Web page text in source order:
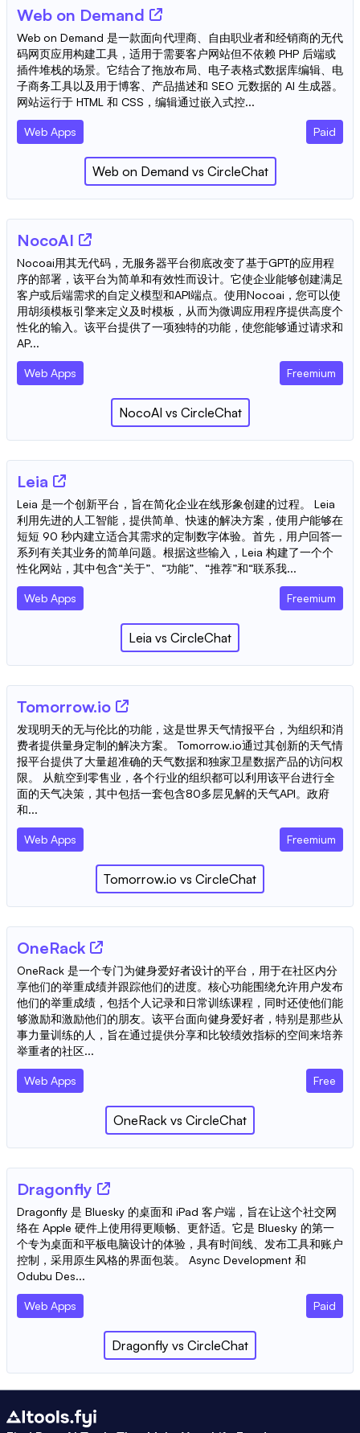
Web on Demand
Web on Demand 是一款面向代理商、自由职业者和经销商的无代
码网页应用构建工具，适用于需要客户网站但不依赖 PHP 后端或
插件堆栈的场景。它结合了拖放布局、电子表格式数据库编辑、电
子商务工具以及用于博客、产品描述和 SEO 元数据的 AI 生成器。
网站运行于 HTML 和 CSS，编辑通过嵌入式控...
Web Apps Paid
Web on Demand vs CircleChat
NocoAI
Nocoai用其无代码，无服务器平台彻底改变了基于GPT的应用程
序的部署，该平台为简单和有效性而设计。它使企业能够创建满足
客户或后端需求的自定义模型和API端点。使用Nocoai，您可以使
用胡须模板引擎来定义及时模板，从而为微调应用程序提供高度个
性化的输入。该平台提供了一项独特的功能，使您能够通过请求和
AP...
Web Apps Freemium
NocoAI vs CircleChat
Leia
Leia 是一个创新平台，旨在简化企业在线形象创建的过程。 Leia
利用先进的人工智能，提供简单、快速的解决方案，使用户能够在
短短 90 秒内建立适合其需求的定制数字体验。首先，用户回答一
系列有关其业务的简单问题。根据这些输入，Leia 构建了一个个
性化网站，其中包含“关于”、“功能”、“推荐”和“联系我...
Web Apps Freemium
Leia vs CircleChat
Tomorrow.io
发现明天的无与伦比的功能，这是世界天气情报平台，为组织和消
费者提供量身定制的解决方案。 Tomorrow.io通过其创新的天气情
报平台提供了大量超准确的天气数据和独家卫星数据产品的访问权
限。 从航空到零售业，各个行业的组织都可以利用该平台进行全
面的天气决策，其中包括一套包含80多层见解的天气API。政府
和...
Web Apps Freemium
Tomorrow.io vs CircleChat
OneRack
OneRack 是一个专门为健身爱好者设计的平台，用于在社区内分
享他们的举重成绩并跟踪他们的进度。核心功能围绕允许用户发布
他们的举重成绩，包括个人记录和日常训练课程，同时还使他们能
够激励和激励他们的朋友。该平台面向健身爱好者，特别是那些从
事力量训练的人，旨在通过提供分享和比较绩效指标的空间来培养
举重者的社区...
Web Apps Free
OneRack vs CircleChat
Dragonfly
Dragonfly 是 Bluesky 的桌面和 iPad 客户端，旨在让这个社交网
络在 Apple 硬件上使用得更顺畅、更舒适。它是 Bluesky 的第一
个专为桌面和平板电脑设计的体验，具有时间线、发布工具和账户
控制，采用原生风格的界面包装。 Async Development 和
Odubu Des...
Web Apps Paid
Dragonfly vs CircleChat